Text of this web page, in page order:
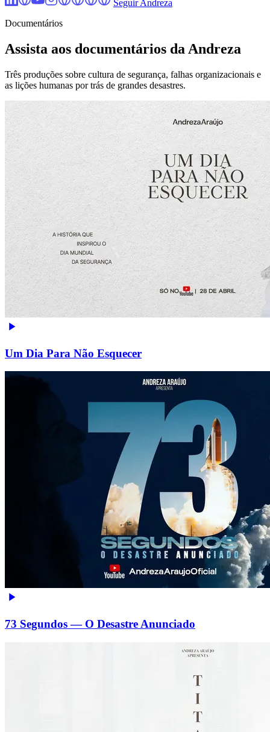
Seguir Andreza
Documentários
Assista aos documentários da Andreza
Três produções sobre cultura de segurança, falhas organizacionais e
as lições humanas por trás de grandes desastres.
Um Dia Para Não Esquecer
73 Segundos — O Desastre Anunciado